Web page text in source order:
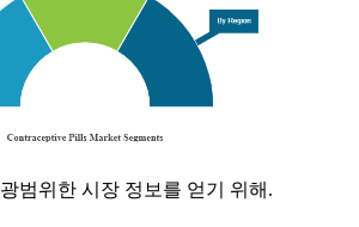
광범위한 시장 정보를 얻기 위해.